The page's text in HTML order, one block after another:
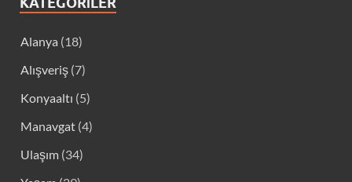
Alanya (18)
Alışveriş (7)
Konyaaltı (5)
Manavgat (4)
Ulaşım (34)